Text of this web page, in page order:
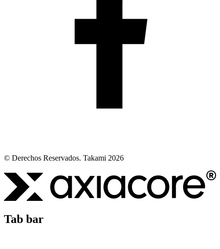
© Derechos Reservados. Takami 2026
Tab bar